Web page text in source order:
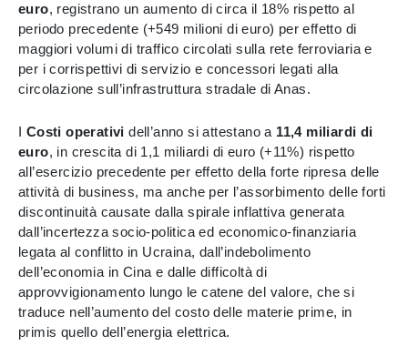
euro, registrano un aumento di circa il 18% rispetto al
periodo precedente (+549 milioni di euro) per effetto di
maggiori volumi di traffico circolati sulla rete ferroviaria e
per i corrispettivi di servizio e concessori legati alla
circolazione sull’infrastruttura stradale di Anas.
I Costi operatividell’anno si attestano a 11,4 miliardi di
euro, in crescita di 1,1 miliardi di euro (+11%) rispetto
all’esercizio precedente per effetto della forte ripresa delle
attività di business, ma anche per l’assorbimento delle forti
discontinuità causate dalla spirale inflattiva generata
dall’incertezza socio-politica ed economico-finanziaria
legata al conflitto in Ucraina, dall’indebolimento
dell’economia in Cina e dalle difficoltà di
approvvigionamento lungo le catene del valore, che si
traduce nell’aumento del costo delle materie prime, in
primis quello dell’energia elettrica.